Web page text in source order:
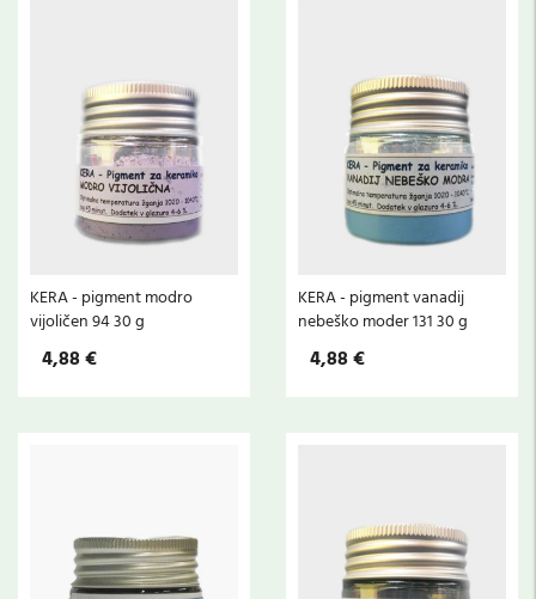
KERA - pigment modro
vijoličen 94 30 g
4,88 €
KERA - pigment vanadij
nebeško moder 131 30 g
4,88 €